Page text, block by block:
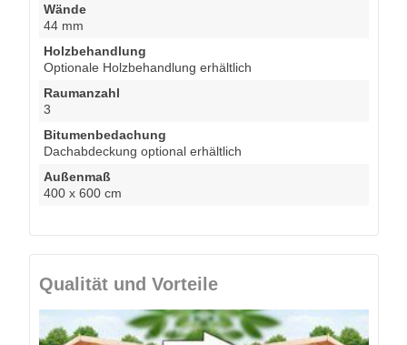
Wände
44 mm
Holzbehandlung
Optionale Holzbehandlung erhältlich
Raumanzahl
3
Bitumenbedachung
Dachabdeckung optional erhältlich
Außenmaß
400 x 600 cm
Qualität und Vorteile